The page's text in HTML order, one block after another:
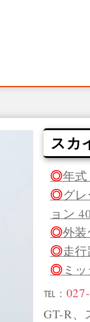
スカ
年
グ
ョン
外
走
ミ
℡ :
GT-R、